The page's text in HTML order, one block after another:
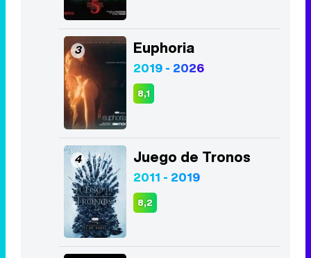
3 Euphoria
2019 - 2026
8,1
4 Juego de Tronos
2011 - 2019
8,2